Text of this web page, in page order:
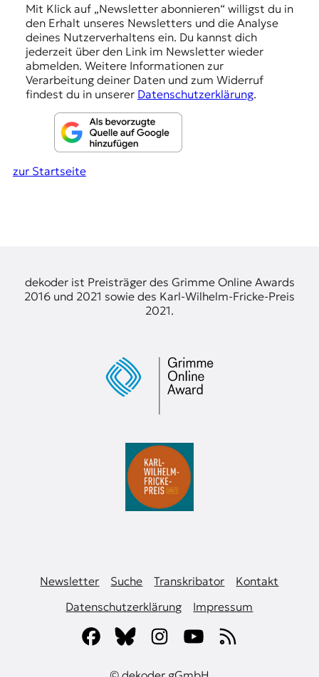
Mit Klick auf „Newsletter abonnieren“ willigst du in
den Erhalt unseres Newsletters und die Analyse
deines Nutzerverhaltens ein. Du kannst dich
jederzeit über den Link im Newsletter wieder
abmelden. Weitere Informationen zur
Verarbeitung deiner Daten und zum Widerruf
findest du in unserer Datenschutzerklärung.
zur Startseite
dekoder ist Preisträger des Grimme Online Awards
2016 und 2021 sowie des Karl-Wilhelm-Fricke-Preis
2021.
Newsletter Suche Transkribator
Kontakt
Datenschutzerklärung
Impressum